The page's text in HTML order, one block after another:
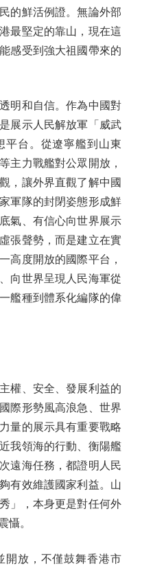
的鮮活例證。無論外部
最堅定的靠山，現在這
感受到強大祖國帶來的
和自信。作為中國對
展示人民解放軍「威武
平台。從遼寧艦到山東
主力戰艦對公眾開放，
，讓外界直觀了解中國
軍隊的封閉姿態形成鮮
氣、有信心向世界展示
張聲勢，而是建立在實
高度開放的國際平台，
向世界呈現人民海軍從
艦種到體系化編隊的偉
、安全、發展利益的
際形勢風高浪急、世界
量的展示具有重要戰略
我領海的行動、衡陽艦
遠海任務，都證明人民
有效維護國家利益。山
」，本身更是對任何外
懾。
放，不僅鼓舞香港市